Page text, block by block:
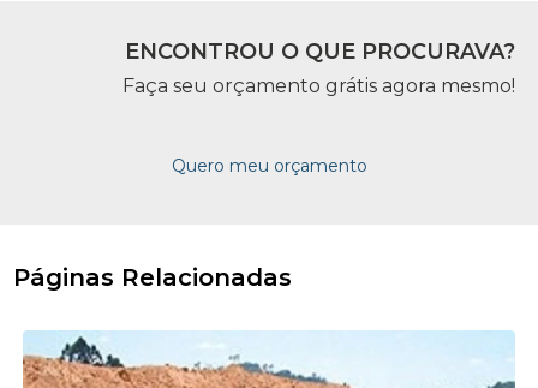
ENCONTROU O QUE PROCURAVA?
Faça seu orçamento grátis agora mesmo!
Quero meu orçamento
Páginas Relacionadas